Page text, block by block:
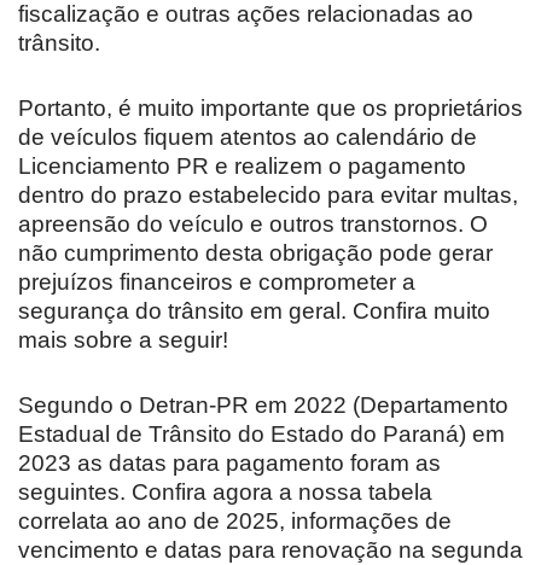
fiscalização e outras ações relacionadas ao
trânsito.
Portanto, é muito importante que os proprietários
de veículos fiquem atentos ao calendário de
Licenciamento PR e realizem o pagamento
dentro do prazo estabelecido para evitar multas,
apreensão do veículo e outros transtornos. O
não cumprimento desta obrigação pode gerar
prejuízos financeiros e comprometer a
segurança do trânsito em geral. Confira muito
mais sobre a seguir!
Segundo o Detran-PR em 2022 (Departamento
Estadual de Trânsito do Estado do Paraná) em
2023 as datas para pagamento foram as
seguintes. Confira agora a nossa tabela
correlata ao ano de 2025, informações de
vencimento e datas para renovação na segunda